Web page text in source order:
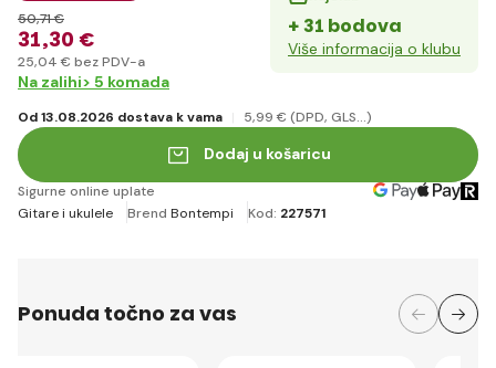
31,30 €
50,71 €
25,04 € bez PDV-a
+ 31 bodova
Više informacija o klubu
Na zalihi> 5 komada
Od 13.08.2026 dostava k vama 5,99 € (DPD, GLS...)
Dodaj u košaricu
Sigurne online uplate
Gitare i ukulele
Brend Bontempi Kod: 227571
Ponuda točno za vas